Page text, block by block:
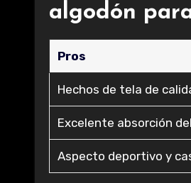
algodón
Pros
Hechos de tela de
Excelente absorción
Aspecto deportivo y